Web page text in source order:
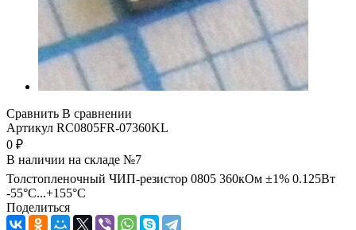
Сравнить В сравнении
Артикул RC0805FR-07360KL
0 ₽
В наличии на складе №7
Толстопленочный ЧИП-резистор 0805 360кОм ±1% 0.125Вт
-55°С...+155°С
Поделиться